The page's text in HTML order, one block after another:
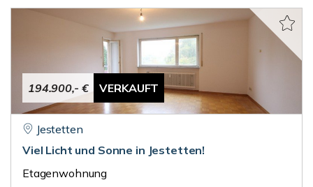
194.900,- € VERKAUFT
Jestetten
Viel Licht und Sonne in Jestetten!
Etagenwohnung